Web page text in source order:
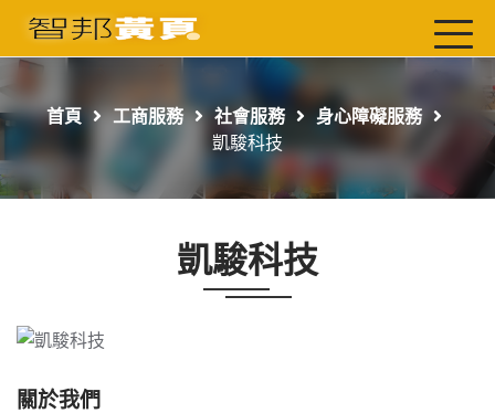
首頁
工商服務
首頁 工商服務 社會服務
身心障礙服務
凱駿科技
凱駿科技
關於我們